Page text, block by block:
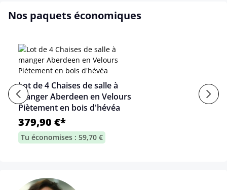
Nos paquets économiques
Lot de 4 Chaises de salle à
manger Aberdeen en Velours
Piètement en bois d'hévéa
379,90 €*
Tu économises : 59,70 €